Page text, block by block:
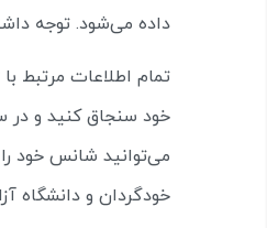
داده می‌شود. توجه
خود سنجاق کنید و در
می‌توانید شانس خود را
خودگردان و دانشگاه